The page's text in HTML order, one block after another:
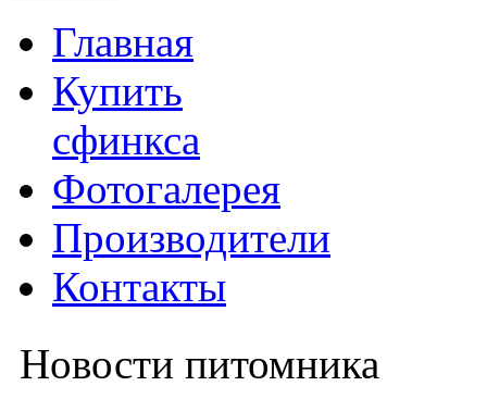
Главная
Купить
сфинкса
Фотогалерея
Производители
Контакты
Новости питомника